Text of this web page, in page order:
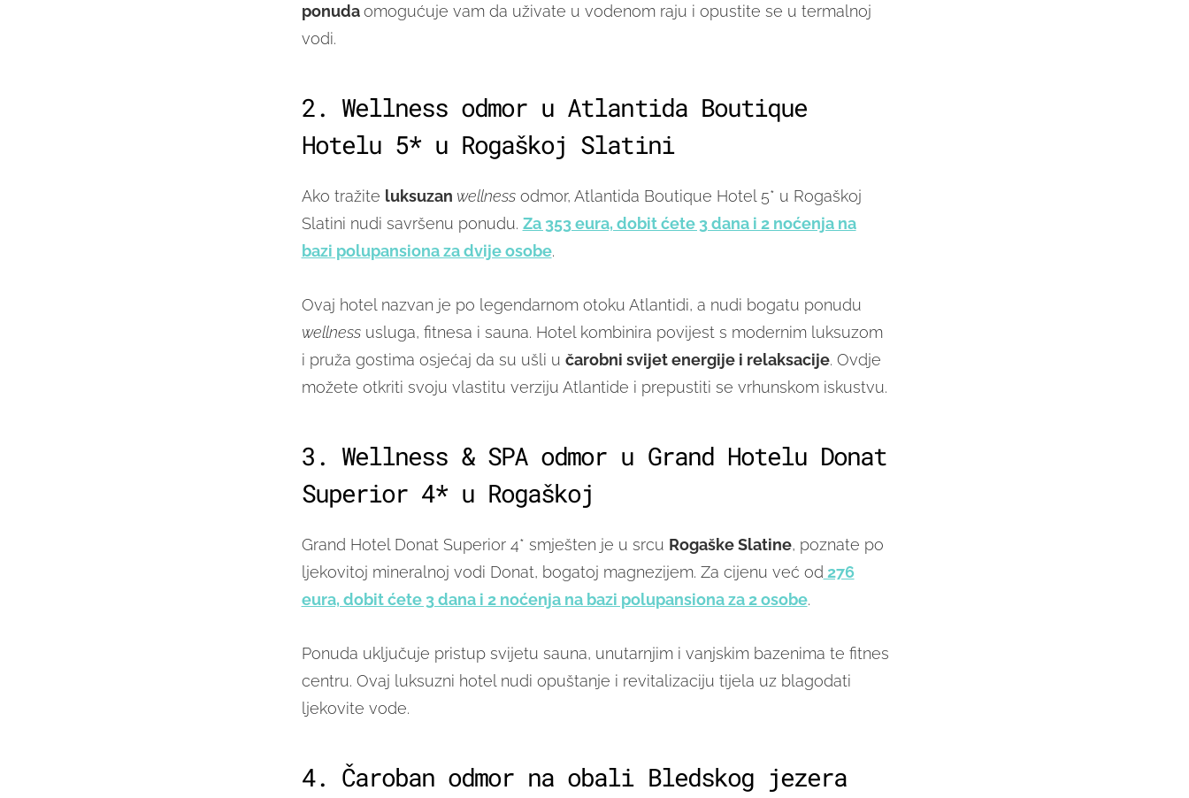
ponudaomogućuje vam da uživate u vodenom raju i opustite se u termalnoj
vodi.
2. Wellness odmor u Atlantida Boutique
Hotelu 5* u Rogaškoj Slatini
Ako tražite luksuzan wellness odmor, Atlantida Boutique Hotel 5* u Rogaškoj
Slatini nudi savršenu ponudu. Za 353 eura, dobit ćete 3 dana i 2 noćenja na
bazi polupansiona za dvije osobe.
Ovaj hotel nazvan je po legendarnom otoku Atlantidi, a nudi bogatu ponudu
wellness usluga, fitnesa i sauna. Hotel kombinira povijest s modernim luksuzom
i pruža gostima osjećaj da su ušli u čarobni svijet energije i relaksacije. Ovdje
možete otkriti svoju vlastitu verziju Atlantide i prepustiti se vrhunskom iskustvu.
3. Wellness & SPA odmor u Grand Hotelu Donat
Superior 4* u Rogaškoj
Grand Hotel Donat Superior 4* smješten je u srcu Rogaške Slatine, poznate po
ljekovitoj mineralnoj vodi Donat, bogatoj magnezijem. Za cijenu već od 276
eura, dobit ćete 3 dana i 2 noćenja na bazi polupansiona za 2 osobe.
Ponuda uključuje pristup svijetu sauna, unutarnjim i vanjskim bazenima te fitnes
centru. Ovaj luksuzni hotel nudi opuštanje i revitalizaciju tijela uz blagodati
ljekovite vode.
4. Čaroban odmor na obali Bledskog jezera